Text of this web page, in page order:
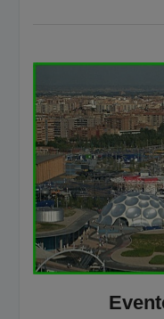
Evento del
2026